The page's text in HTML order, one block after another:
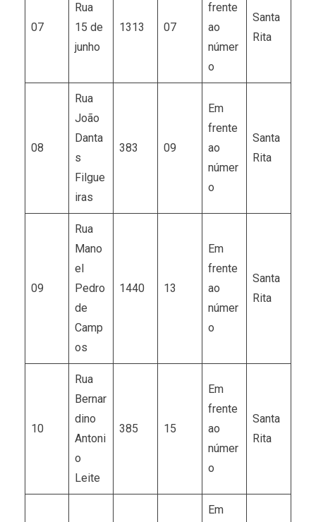
07
Rua
15 de
junho
1313 07
frente
ao
númer
o
Santa
Rita
08
Rua
João
Danta
s
Filgue
iras
383 09
Em
frente
ao
númer
o
Santa
Rita
09
Rua
Mano
el
Pedro
de
Camp
os
1440 13
Em
frente
ao
númer
o
Santa
Rita
10
Rua
Bernar
dino
Antoni
o
Leite
385 15
Em
frente
ao
númer
o
Santa
Rita
Em